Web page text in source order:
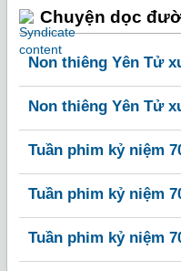
Chuyện dọc
Non thiêng Yên Tử
Non thiêng Yên Tử
Tuần phim kỷ niệm
Tuần phim kỷ niệm
Tuần phim kỷ niệm